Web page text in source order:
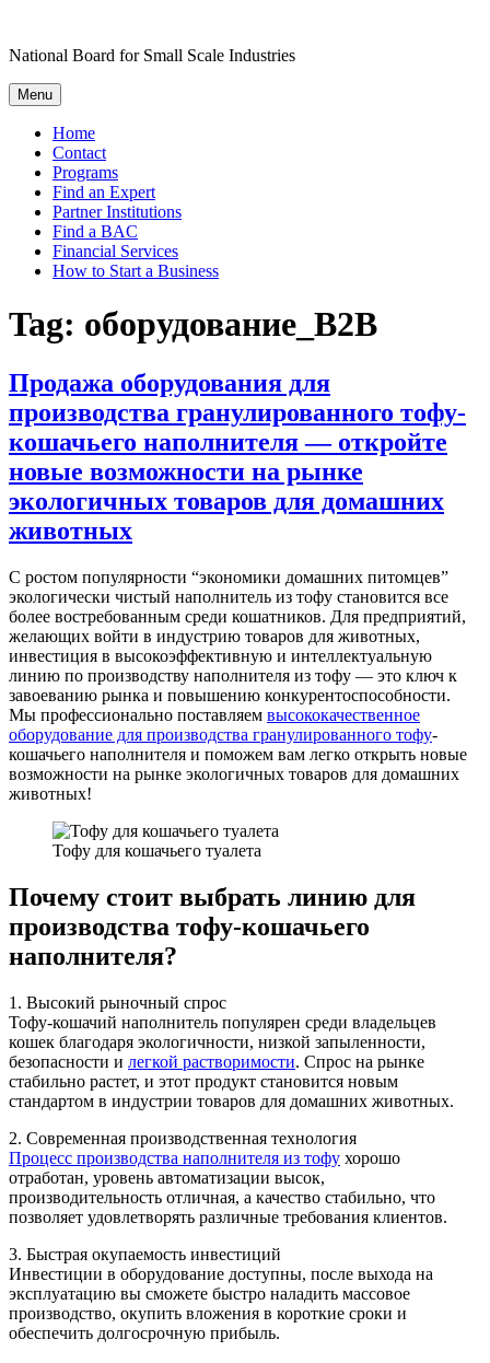
content
National Board for Small Scale Industries
Menu
Home
Contact
Programs
Find an Expert
Partner Institutions
Find a BAC
Financial Services
How to Start a Business
Tag: оборудование_B2B
Продажа оборудования для
производства гранулированного тофу-
кошачьего наполнителя — откройте
новые возможности на рынке
экологичных товаров для домашних
животных
С ростом популярности “экономики домашних питомцев”
экологически чистый наполнитель из тофу становится все
более востребованным среди кошатников. Для предприятий,
желающих войти в индустрию товаров для животных,
инвестиция в высокоэффективную и интеллектуальную
линию по производству наполнителя из тофу — это ключ к
завоеванию рынка и повышению конкурентоспособности.
Мы профессионально поставляем высококачественное
оборудование для производства гранулированного тофу-
кошачьего наполнителя и поможем вам легко открыть новые
возможности на рынке экологичных товаров для домашних
животных!
Тофу для кошачьего туалета
Почему стоит выбрать линию для
производства тофу-кошачьего
наполнителя?
1. Высокий рыночный спрос
Тофу-кошачий наполнитель популярен среди владельцев
кошек благодаря экологичности, низкой запыленности,
безопасности и легкой растворимости. Спрос на рынке
стабильно растет, и этот продукт становится новым
стандартом в индустрии товаров для домашних животных.
2. Современная производственная технология
Процесс производства наполнителя из тофу хорошо
отработан, уровень автоматизации высок,
производительность отличная, а качество стабильно, что
позволяет удовлетворять различные требования клиентов.
3. Быстрая окупаемость инвестиций
Инвестиции в оборудование доступны, после выхода на
эксплуатацию вы сможете быстро наладить массовое
производство, окупить вложения в короткие сроки и
обеспечить долгосрочную прибыль.